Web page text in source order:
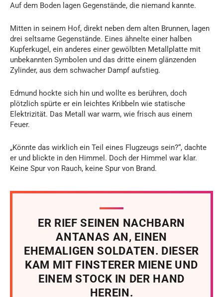
Auf dem Boden lagen Gegenstände, die niemand kannte.
Mitten in seinem Hof, direkt neben dem alten Brunnen, lagen
drei seltsame Gegenstände. Eines ähnelte einer halben
Kupferkugel, ein anderes einer gewölbten Metallplatte mit
unbekannten Symbolen und das dritte einem glänzenden
Zylinder, aus dem schwacher Dampf aufstieg.
Edmund hockte sich hin und wollte es berühren, doch
plötzlich spürte er ein leichtes Kribbeln wie statische
Elektrizität. Das Metall war warm, wie frisch aus einem
Feuer.
„Könnte das wirklich ein Teil eines Flugzeugs sein?“, dachte
er und blickte in den Himmel. Doch der Himmel war klar.
Keine Spur von Rauch, keine Spur von Brand.
ER RIEF SEINEN NACHBARN
ANTANAS AN, EINEN
EHEMALIGEN SOLDATEN. DIESER
KAM MIT FINSTERER MIENE UND
EINEM STOCK IN DER HAND
HEREIN.